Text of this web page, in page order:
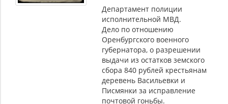
Департамент полиции
исполнительной МВД.
Дело по отношению
Оренбургского военного
губернатора, о разрешении
выдачи из остатков земского
сбора 840 рублей крестьянам
деревень Васильевки и
Писмянки за исправление
почтовой гоньбы.